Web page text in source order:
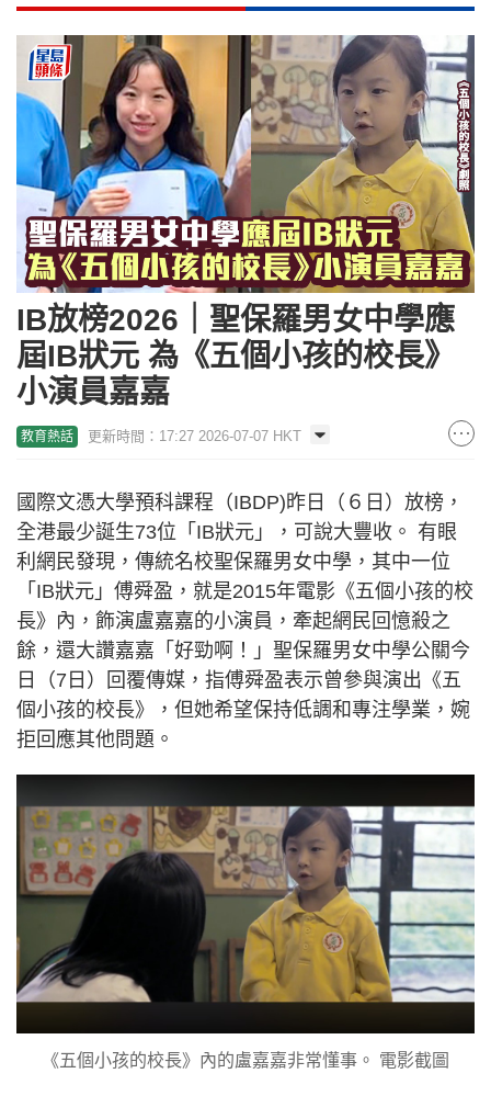
IB放榜2026｜聖保羅男女中學應
屆IB狀元 為《五個小孩的校長》
小演員嘉嘉
教育熱話 更新時間：17:27 2026-07-07 HKT
國際文憑大學預科課程（IBDP)昨日（６日）放榜，
全港最少誕生73位「IB狀元」，可說大豐收。 有眼
利網民發現，傳統名校聖保羅男女中學，其中一位
「IB狀元」傅舜盈，就是2015年電影《五個小孩的校
長》內，飾演盧嘉嘉的小演員，牽起網民回憶殺之
餘，還大讚嘉嘉「好勁啊！」聖保羅男女中學公關今
日（7日）回覆傳媒，指傅舜盈表示曾參與演出《五
個小孩的校長》，但她希望保持低調和專注學業，婉
拒回應其他問題。
《五個小孩的校長》內的盧嘉嘉非常懂事。 電影截圖